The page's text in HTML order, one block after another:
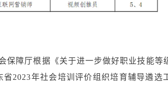
保障厅根据《关于进一步做好职业技能等
2023年社会培训评价组织培育辅导遴